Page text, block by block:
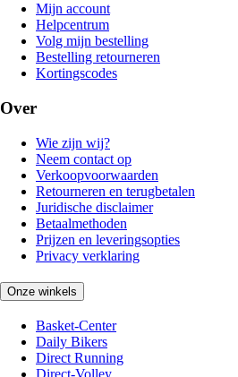
Mijn account
Helpcentrum
Volg mijn bestelling
Bestelling retourneren
Kortingscodes
Over
Wie zijn wij?
Neem contact op
Verkoopvoorwaarden
Retourneren en terugbetalen
Juridische disclaimer
Betaalmethoden
Prijzen en leveringsopties
Privacy verklaring
Onze winkels
Basket-Center
Daily Bikers
Direct Running